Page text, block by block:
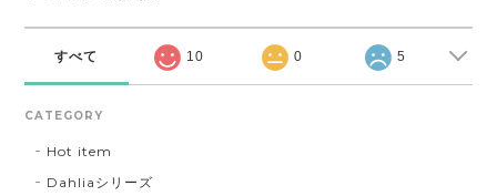
すべて 10 0 5
CATEGORY
Hot item
Dahliaシリーズ